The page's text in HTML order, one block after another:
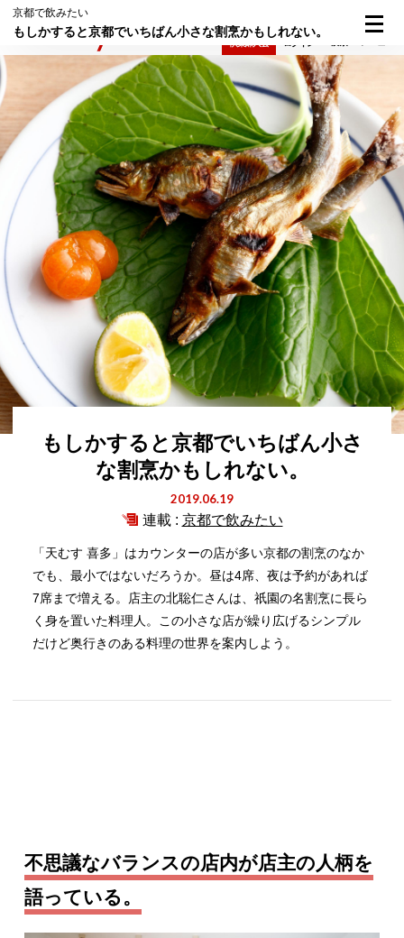
京都で飲みたい
もしかすると京都でいちばん小さな割烹かもしれない。
もしかすると京都でいちばん小さ
な割烹かもしれない。
2019.06.19
連載 : 京都で飲みたい
「天むす 喜多」はカウンターの店が多い京都の割烹のなか
でも、最小ではないだろうか。昼は4席、夜は予約があれば
7席まで増える。店主の北聡仁さんは、祇園の名割烹に長ら
く身を置いた料理人。この小さな店が繰り広げるシンプル
だけど奥行きのある料理の世界を案内しよう。
不思議なバランスの店内が店主の人柄を
語っている。